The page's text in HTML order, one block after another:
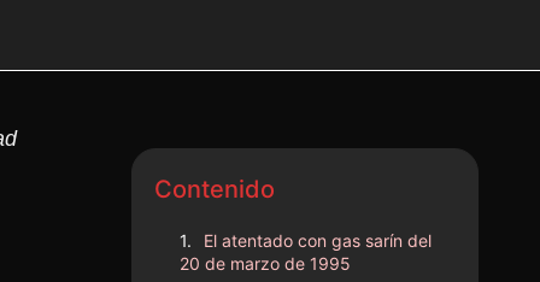
Contenido
El atentado con gas sarín del
20 de marzo de 1995